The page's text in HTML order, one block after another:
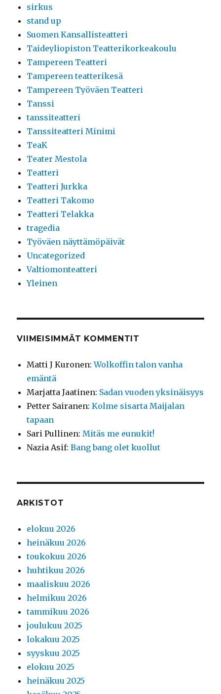
sirkus
stand up
Suomen Kansallisteatteri
Taideyliopiston Teatterikorkeakoulu
Tampereen Teatteri
Tampereen teatterikesä
Tampereen Työväen Teatteri
Tanssi
tanssiteatteri
Tanssiteatteri Minimi
TeaK
Teater Mestola
Teatteri
Teatteri Jurkka
Teatteri Takomo
Teatteri Telakka
tragedia
Työväen näyttämöpäivät
Uncategorized
Valtiomonteatteri
Yleinen
VIIMEISIMMÄT KOMMENTIT
Matti J Kuronen:Wolkoffin talon vanha
emäntä
Marjatta Jaatinen: Sadan vuoden yksinäisyys
Petter Sairanen:Kolme sisarta Maijalan
tapaan
Sari Pullinen:Mitäs me eunukit!
Nazia Asif:Bang bang olet kuollut
ARKISTOT
elokuu 2026
heinäkuu 2026
toukokuu 2026
huhtikuu 2026
maaliskuu 2026
helmikuu 2026
tammikuu 2026
joulukuu 2025
lokakuu 2025
syyskuu 2025
elokuu 2025
heinäkuu 2025